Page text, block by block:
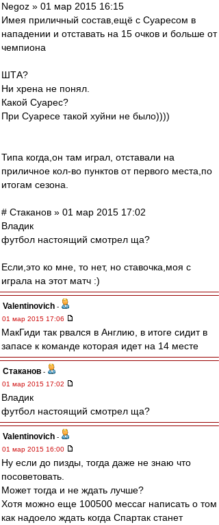
Negoz » 01 мар 2015 16:15
Имея приличный состав,ещё с Суаресом в
нападении и отставать на 15 очков и больше от
чемпиона
ШТА?
Ни хрена не понял.
Какой Суарес?
При Суаресе такой хуйни не было))))
Типа когда,он там играл, отставали на
приличное кол-во пунктов от первого места,по
итогам сезона.
# Cтаканов » 01 мар 2015 17:02
Владик
футбол настоящий смотрел ща?
Если,это ко мне, то нет, но ставочка,моя с
играла на этот матч :)
Valentinovich -
01 мар 2015 17:06
МакГиди так рвался в Англию, в итоге сидит в
запасе к команде которая идет на 14 месте
Cтаканов -
01 мар 2015 17:02
Владик
футбол настоящий смотрел ща?
Valentinovich -
01 мар 2015 16:00
Ну если до пизды, тогда даже не знаю что
посоветовать.
Может тогда и не ждать лучше?
Хотя можно еще 100500 мессаг написать о том
как надоело ждать когда Спартак станет